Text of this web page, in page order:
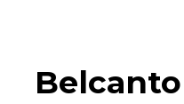
Belcanto